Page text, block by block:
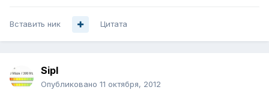
Вставить ник Цитата
Sipl
Опубликовано 11 октября, 2012